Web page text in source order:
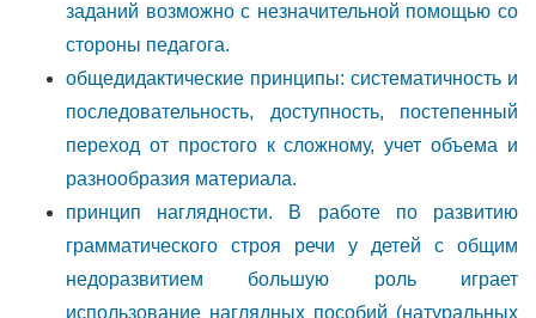
заданий возможно с незначительной помощью со
стороны педагога.
общедидактические принципы: систематичность и
последовательность, доступность, постепенный
переход от простого к сложному, учет объема и
разнообразия материала.
принцип наглядности. В работе по развитию
грамматического строя речи у детей с общим
недоразвитием большую роль играет
использование наглядных пособий (натуральных